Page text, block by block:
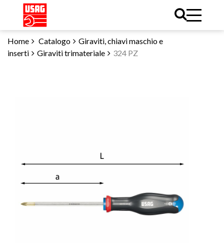
Home Catalogo
Giraviti, chiavi maschio e
inserti
Giraviti trimateriale 324 PZ